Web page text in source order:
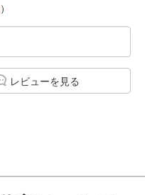
）
レビューを見る